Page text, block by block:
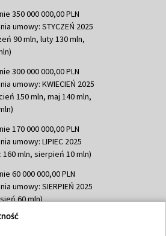
350 000 000,00 PLN
umowy: STYCZEŃ 2025
90 mln, luty 130 mln,
300 000 000,00 PLN
umowy: KWIECIEŃ 2025
150 mln, maj 140 mln,
170 000 000,00 PLN
umowy: LIPIEC 2025
mln, sierpień 10 mln)
60 000 000,00 PLN
umowy: SIERPIEŃ 2025
60 mln)
635 783 051,21 PLN